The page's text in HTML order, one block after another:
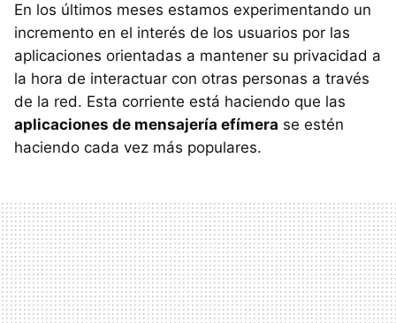
En los últimos meses estamos experimentando un
incremento en el interés de los usuarios por las
aplicaciones orientadas a mantener su privacidad a
la hora de interactuar con otras personas a través
de la red. Esta corriente está haciendo que las
aplicaciones de mensajería efímera se estén
haciendo cada vez más populares.